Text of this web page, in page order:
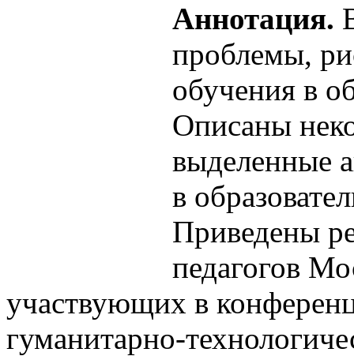
Аннотация.
проблемы,
обучения в
Описаны
выделенные
в
Приведены
педагогов
участвующих в
гуманитарно-